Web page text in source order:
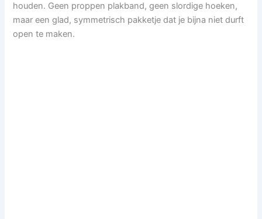
houden. Geen proppen plakband, geen slordige hoeken,
maar een glad, symmetrisch pakketje dat je bijna niet durft
open te maken.